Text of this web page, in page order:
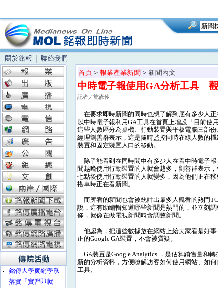
‧
銘傳大學廣銷學系
落實「實習即就
首頁 > 報業產業新聞 > 新聞內文
中時電子報使用GA分析工具
記者／施彥伶
在要求即時新聞的同時也想了解到底有多少人
以中時電子報利用GA工具在首頁上增設「目前使
這些人數區分為桌機、行動裝置與平板電腦三部
經理劉善群表示，這是隨時監控同時在線人數的
裝置和固定裝置人口的移動。
除了能看到在同時間中有多少人在看中時電子
間越晚使用行動裝置的人就會越多，劉善群表示
七點後使用行動裝置的人就變多，因為他們正在
搭車時正在看新聞。
而所看的新聞也會被統計出最多人觀看的熱門
說，這有助編輯知道哪些新聞是熱門的，並立刻
條，就像在做電視新聞時會調整新聞。
他認為，把這些數據放在網站上給大家看是好
正的Google GA裝置，不會被質疑。
GA裝置是Google Analytics ，是估算銷售量和轉
新的分析資料，方便瞭解訪客如何使用網站、如
工具。